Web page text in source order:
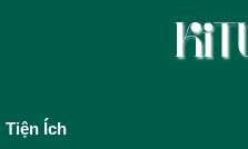
Tiện Ích